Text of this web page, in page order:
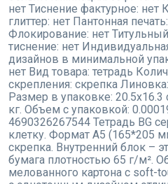
нет Тиснение фактурное: нет
глиттер: нет Пантонная
Флокирование: нет
тиснение: нет
дизайнов в минимальной
нет Вид товара: тетрадь
скрепления: скрепка
Размер в упаковке: 20.5x16.3
кг. Объем с упаковкой:
4690326267544 Тетрадь BG
клетку. Формат А5 (165*205
скрепка. Внутренний блок –
бумага плотностью 65 г/м².
мелованного картона с soft-